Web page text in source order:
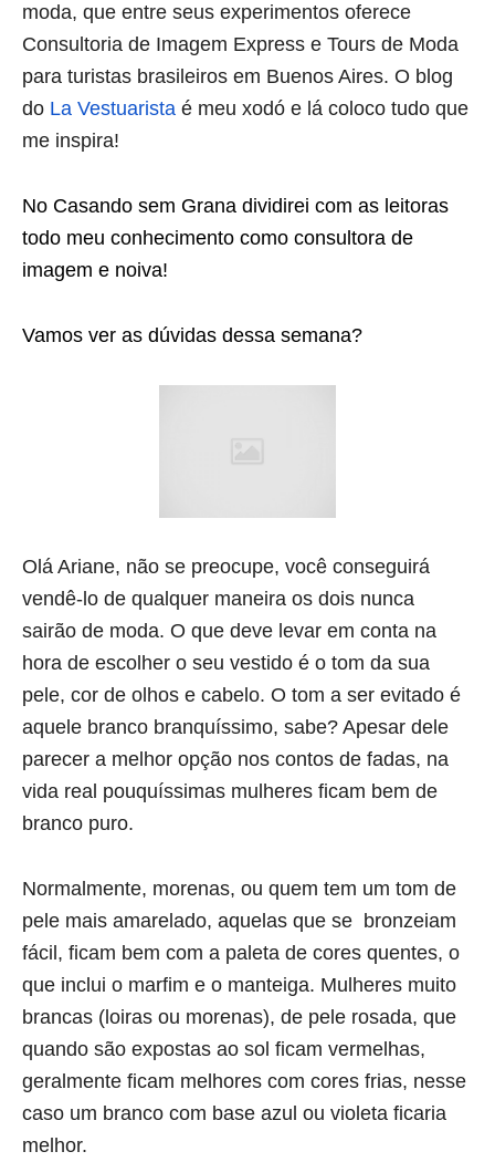
moda, que entre seus experimentos oferece
Consultoria de Imagem Express e Tours de Moda
para turistas brasileiros em Buenos Aires. O blog
do La Vestuarista é meu xodó e lá coloco tudo que
me inspira!
No Casando sem Grana dividirei com as leitoras
todo meu conhecimento como consultora de
imagem e noiva!
Vamos ver as dúvidas dessa semana?
Olá Ariane, não se preocupe, você conseguirá
vendê-lo de qualquer maneira os dois nunca
sairão de moda. O que deve levar em conta na
hora de escolher o seu vestido é o tom da sua
pele, cor de olhos e cabelo. O tom a ser evitado é
aquele branco branquíssimo, sabe? Apesar dele
parecer a melhor opção nos contos de fadas, na
vida real pouquíssimas mulheres ficam bem de
branco puro.
Normalmente, morenas, ou quem tem um tom de
pele mais amarelado, aquelas que se bronzeiam
fácil, ficam bem com a paleta de cores quentes, o
que inclui o marfim e o manteiga. Mulheres muito
brancas (loiras ou morenas), de pele rosada, que
quando são expostas ao sol ficam vermelhas,
geralmente ficam melhores com cores frias, nesse
caso um branco com base azul ou violeta ficaria
melhor.